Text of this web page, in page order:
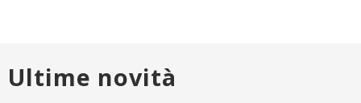
Ultime novità